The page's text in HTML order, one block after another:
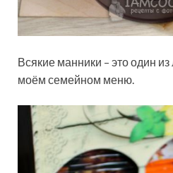
Всякие манники – это один
моём семейном меню.